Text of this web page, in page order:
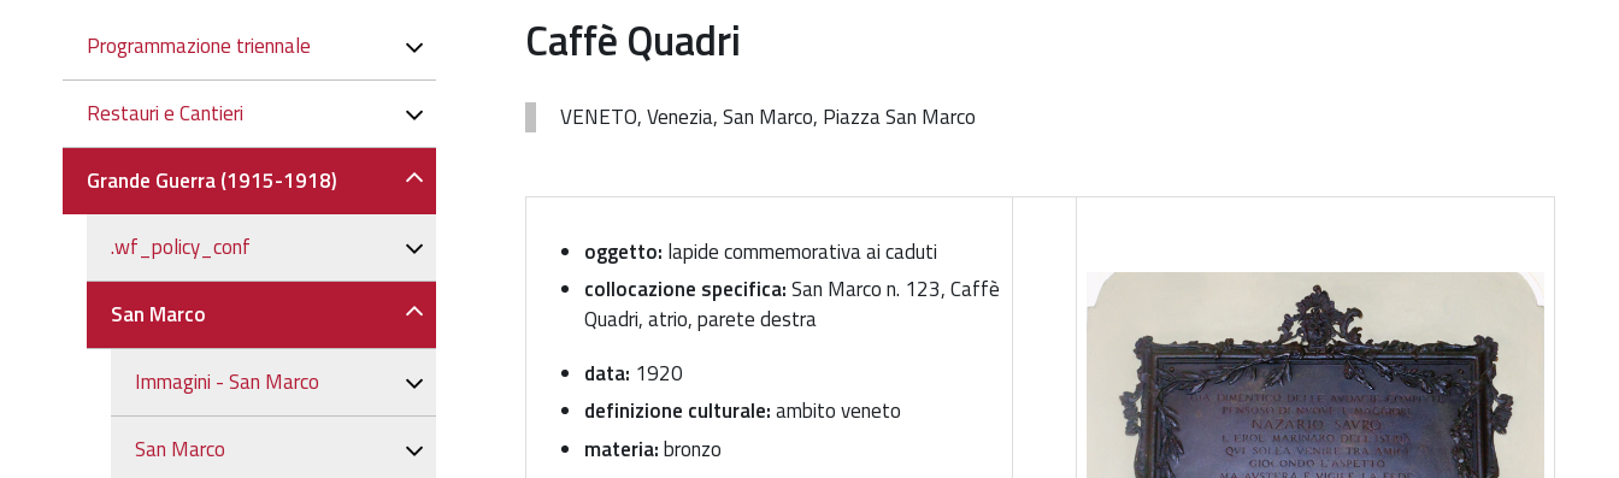
Caffè Quadri
VENETO, Venezia, San Marco, Piazza San Marco
oggetto: lapide commemorativa ai caduti
collocazione specifica:San Marco n. 123, Caffè
Quadri, atrio, parete destra
data: 1920
definizione culturale:ambito veneto
materia:bronzo
Navigazione
Programmazione triennale
Restauri e Cantieri
Grande Guerra (1915-1918)
.wf_policy_conf
San Marco
Immagini - San Marco
San Marco